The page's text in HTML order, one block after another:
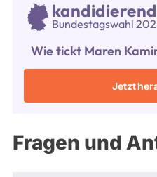
3
während
aktueller
Kandidaturen
Mandate
aus
und
Mandaten
Bundestagswahl
Wie tickt Maren
Jetzt
Fragen und